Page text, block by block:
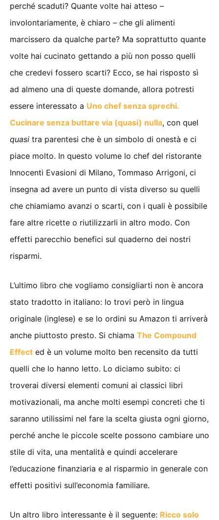
perché scaduti? Quante volte hai atteso –
involontariamente, è chiaro – che gli alimenti
marcissero da qualche parte? Ma soprattutto quante
volte hai cucinato gettando a più non posso quelli
che credevi fossero scarti? Ecco, se hai risposto sì
ad almeno una di queste domande, allora potresti
essere interessato a Uno chef senza sprechi.
Cucinare senza buttare via (quasi) nulla, con quel
quasi tra parentesi che è un simbolo di onestà e ci
piace molto. In questo volume lo chef del ristorante
Innocenti Evasioni di Milano, Tommaso Arrigoni, ci
insegna ad avere un punto di vista diverso su quelli
che chiamiamo avanzi o scarti, con i quali è possibile
fare altre ricette o riutilizzarli in altro modo. Con
effetti parecchio benefici sul quaderno dei nostri
risparmi.
L’ultimo libro che vogliamo consigliarti non è ancora
stato tradotto in italiano: lo trovi però in lingua
originale (inglese) e se lo ordini su Amazon ti arriverà
anche piuttosto presto. Si chiama The Compound
Effect ed è un volume molto ben recensito da tutti
quelli che lo hanno letto. Lo diciamo subito: ci
troverai diversi elementi comuni ai classici libri
motivazionali, ma anche molti esempi concreti che ti
saranno utilissimi nel fare la scelta giusta ogni giorno,
perché anche le piccole scelte possono cambiare uno
stile di vita, una mentalità e quindi accelerare
l’educazione finanziaria e al risparmio in generale con
effetti positivi sull’economia familiare.
Un altro libro interessante è il seguente: Ricco solo